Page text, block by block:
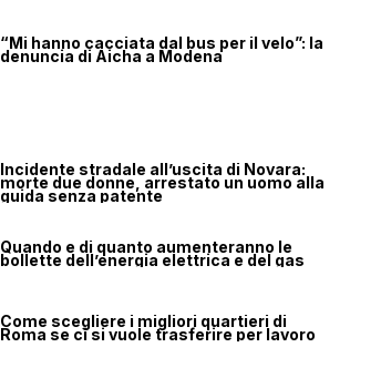
“Mi hanno cacciata dal bus per il velo”: la
denuncia di Aicha a Modena
Incidente stradale all’uscita di Novara:
morte due donne, arrestato un uomo alla
guida senza patente
Quando e di quanto aumenteranno le
bollette dell’energia elettrica e del gas
Come scegliere i migliori quartieri di
Roma se ci si vuole trasferire per lavoro